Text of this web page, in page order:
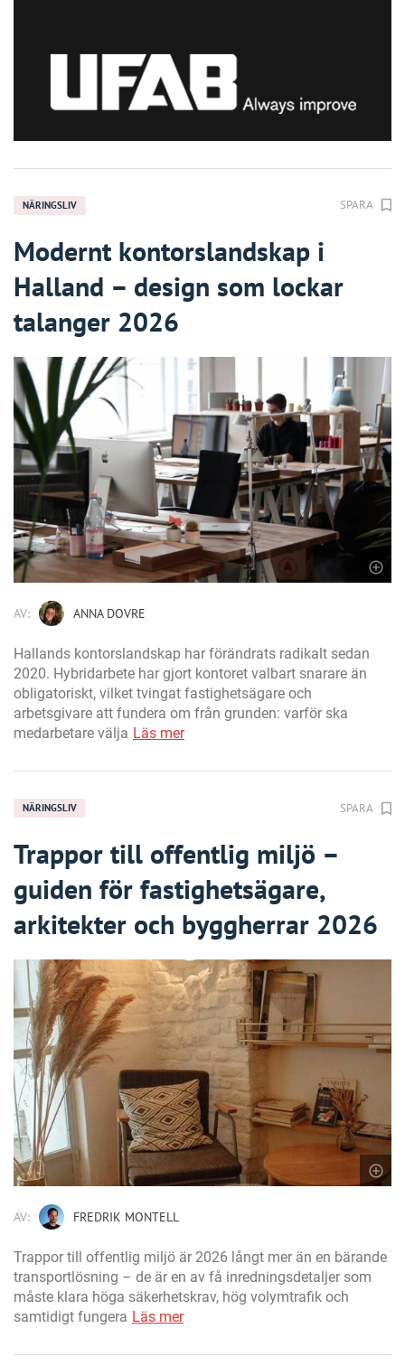
NÄRINGSLIV SPARA
Modernt kontorslandskap i
Halland – design som lockar
talanger 2026
AV: ANNA DOVRE
Hallands kontorslandskap har förändrats radikalt sedan
2020. Hybridarbete har gjort kontoret valbart snarare än
obligatoriskt, vilket tvingat fastighetsägare och
arbetsgivare att fundera om från grunden: varför ska
medarbetare välja Läs mer
NÄRINGSLIV SPARA
Trappor till offentlig miljö –
guiden för fastighetsägare,
arkitekter och byggherrar 2026
AV: FREDRIK MONTELL
Trappor till offentlig miljö är 2026 långt mer än en bärande
transportlösning – de är en av få inredningsdetaljer som
måste klara höga säkerhetskrav, hög volymtrafik och
samtidigt fungera Läs mer